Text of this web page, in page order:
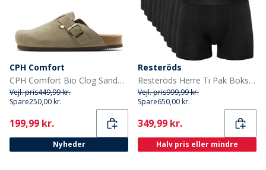
CPH Comfort
CPH Comfort Bio Clog Sandaler af ruskind Taupe
Vejl. pris449,99 kr.
Spare250,00 kr.
Current
199,99 kr.
Nyheder
Resteröds
Resteröds Herre Ti Pak Boksershorts Sort
Vejl. pris999,99 kr.
Spare650,00 kr.
Current
349,99 kr.
Halv pris eller mindre